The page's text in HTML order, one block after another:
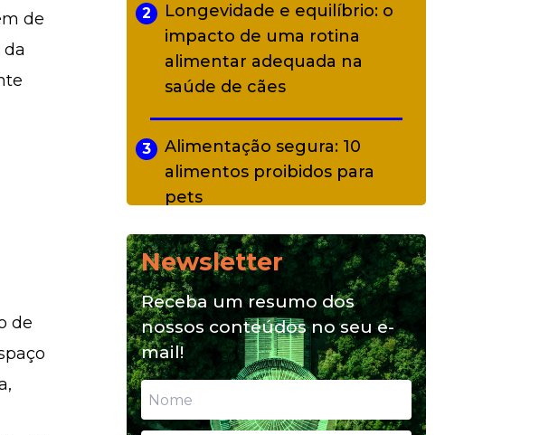
de
da
de
2
Longevidade e equilíbrio: o
impacto de uma rotina
alimentar adequada na
saúde de cães
3
Alimentação segura: 10
alimentos proibidos para
pets
4
Alimentação natural e mix
feeding: conheça essas
opções para nutrição do seu
pet
Newsletter
Receba um resumo dos
nossos conteúdos no seu e-
mail!